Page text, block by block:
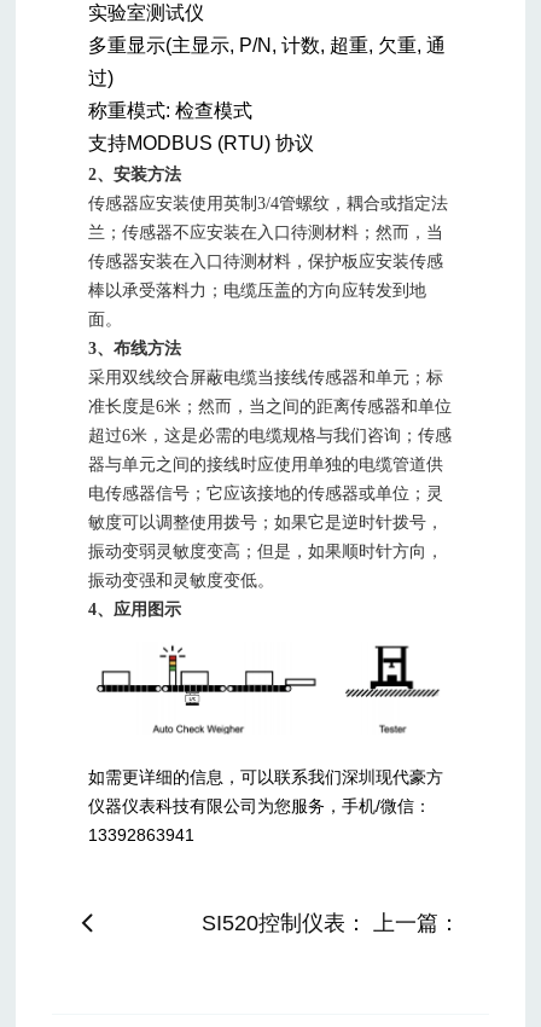
实验室测试仪
多重显示(主显示, P/N, 计数, 超重, 欠重, 通
过)
称重模式: 检查模式
支持MODBUS (RTU) 协议
2、安装方法
传感器应安装使用英制3/4管螺纹，耦合或指定法
兰；传感器不应安装在入口待测材料；然而，当
传感器安装在入口待测材料，保护板应安装传感
棒以承受落料力；电缆压盖的方向应转发到地
面。
3、布线方法
采用双线绞合屏蔽电缆当接线传感器和单元；标
准长度是6米；然而，当之间的距离传感器和单位
超过6米，这是必需的电缆规格与我们咨询；传感
器与单元之间的接线时应使用单独的电缆管道供
电传感器信号；它应该接地的传感器或单位；灵
敏度可以调整使用拨号；如果它是逆时针拨号，
振动变弱灵敏度变高；但是，如果顺时针方向，
振动变强和灵敏度变低。
4、应用图示
如需更详细的信息，可以联系我们深圳现代豪方
仪器仪表科技有限公司为您服务，手机/微信：
13392863941
SI520控制仪表： 上一篇：